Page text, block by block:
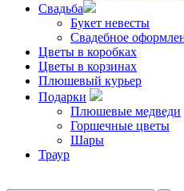
Свадьба
Букет невесты
Свадебное
Цветы в коробках
Цветы в корзинах
Плюшевый курьер
Подарки
Плюшевые медведи
Горшечные цветы
Шары
Траур